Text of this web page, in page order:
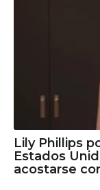
Lily Phillips
Estados
acostarse